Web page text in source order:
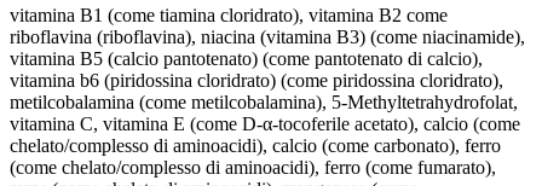
vitamina B1 (come tiamina cloridrato), vitamina B2 come
riboflavina (riboflavina), niacina (vitamina B3) (come niacinamide),
vitamina B5 (calcio pantotenato) (come pantotenato di calcio),
vitamina b6 (piridossina cloridrato) (come piridossina cloridrato),
metilcobalamina (come metilcobalamina), 5-Methyltetrahydrofolat,
vitamina C, vitamina E (come D-α-tocoferile acetato), calcio (come
chelato/complesso di aminoacidi), calcio (come carbonato), ferro
(come chelato/complesso di aminoacidi), ferro (come fumarato),